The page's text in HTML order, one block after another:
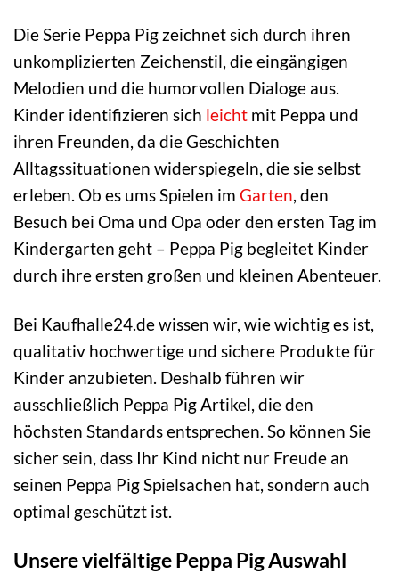
Die Serie Peppa Pig zeichnet sich durch ihren
unkomplizierten Zeichenstil, die eingängigen
Melodien und die humorvollen Dialoge aus.
Kinder identifizieren sich leicht mit Peppa und
ihren Freunden, da die Geschichten
Alltagssituationen widerspiegeln, die sie selbst
erleben. Ob es ums Spielen im Garten, den
Besuch bei Oma und Opa oder den ersten Tag im
Kindergarten geht – Peppa Pig begleitet Kinder
durch ihre ersten großen und kleinen Abenteuer.
Bei Kaufhalle24.de wissen wir, wie wichtig es ist,
qualitativ hochwertige und sichere Produkte für
Kinder anzubieten. Deshalb führen wir
ausschließlich Peppa Pig Artikel, die den
höchsten Standards entsprechen. So können Sie
sicher sein, dass Ihr Kind nicht nur Freude an
seinen Peppa Pig Spielsachen hat, sondern auch
optimal geschützt ist.
Unsere vielfältige Peppa Pig Auswahl